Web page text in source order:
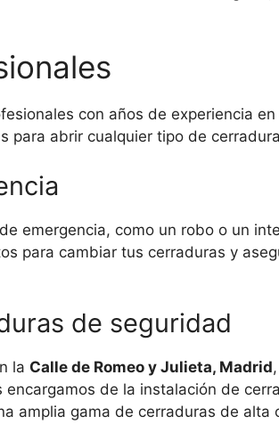
con años de experiencia
para abrir cualquier tipo de
emergencia, como un robo o un
para cambiar tus cerraduras y
de seguridad
la Calle de Romeo y Julieta, Madrid
de la instalación de
amplia gama de cerraduras de alta